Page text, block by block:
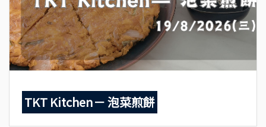
TKT Kitchen－ 泡菜煎餅